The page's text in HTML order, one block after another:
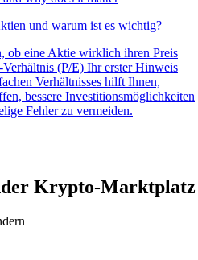
und warum ist es wichtig?
ob eine Aktie wirklich ihren Preis
(P/E) Ihr erster Hinweis
Verhältnisses hilft Ihnen,
bessere Investitionsmöglichkeiten
Fehler zu vermeiden.
Krypto-Marktplatz